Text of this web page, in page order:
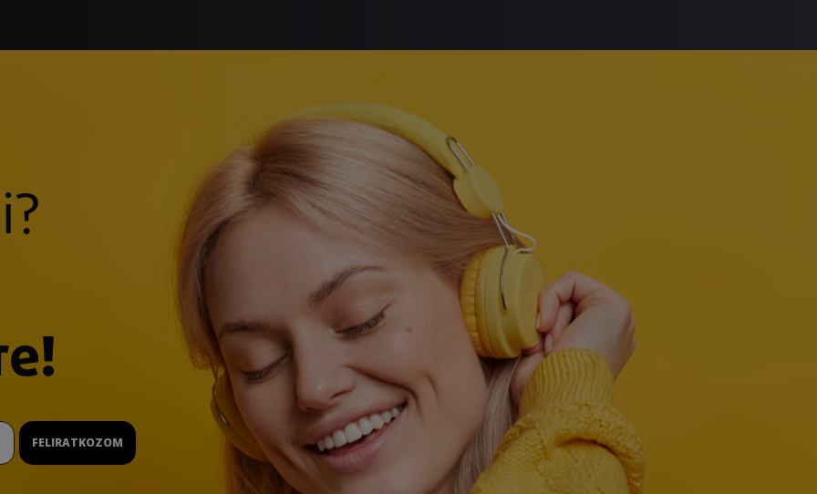
FELIRATKOZOM